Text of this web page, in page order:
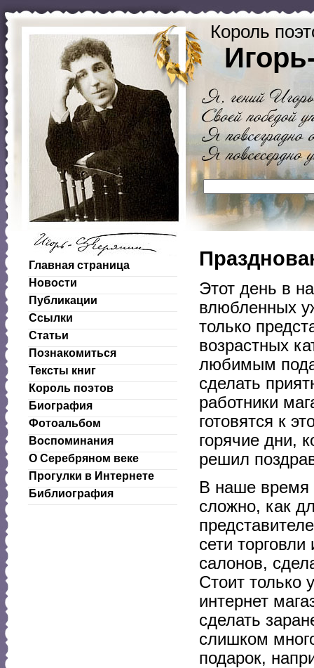
Король
Главная страница
Новости
Публикации
Ссылки
Статьи
Познакомиться
Тексты книг
Король поэтов
Биография
Фотоальбом
Воспоминания
О Серебряном веке
Прогулки в Интернете
Библиография
Этот день в
влюбленных
только
возрастных
любимым
сделать
работники
готовятся к
горячие дни,
решил
В наше время
сложно, как
сети
салонов,
Стоит только
интернет
сделать
слишком
подарок,